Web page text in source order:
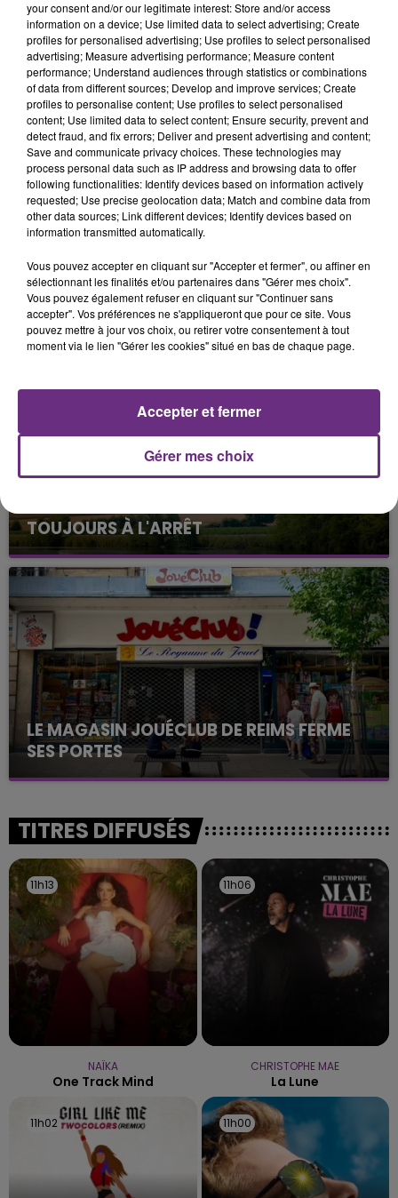
Dans les prochains mois le couple lancera sone-shop
pour y mettre en vente son miel et ses savons.Pour
suivre l'actualité de Mélissa et Anthony, rendez-vous
et sur leur
Instagram.
FIL D'ACTUS
TOUJOURS À L'ARRÊT
Cela fait déjà une semaine que la centrale
nucléaire ardennaise est à l'arrêt. Une situation
justifiée par la sécheresse intense qui est toujours
présente.
LE MAGASIN JOUÉCLUB DE REIMS FERME
SES PORTES
C'était l'une des institutions du centre-ville
fermer ses portes.
TITRES DIFFUSÉS
11h13
11h13
NAÏKA
One Track Mind
11h06
11h06
CHRISTOPHE MAE
La Lune
11h02
11h02 11h00
11h00
your consent and/or our legitimate interest: Store and/or access
information on a device; Use limited data to select advertising; Create
profiles for personalised advertising; Use profiles to select personalised
advertising; Measure advertising performance; Measure content
performance; Understand audiences through statistics or combinations
of data from different sources; Develop and improve services; Create
profiles to personalise content; Use profiles to select personalised
content; Use limited data to select content; Ensure security, prevent and
detect fraud, and fix errors; Deliver and present advertising and content;
Save and communicate privacy choices. These technologies may
process personal data such as IP address and browsing data to offer
following functionalities: Identify devices based on information actively
requested; Use precise geolocation data; Match and combine data from
other data sources; Link different devices; Identify devices based on
information transmitted automatically.
Vous pouvez accepter en cliquant sur "Accepter et fermer", ou affiner en
sélectionnant les finalités et/ou partenaires dans "Gérer mes choix".
Vous pouvez également refuser en cliquant sur "Continuer sans
accepter". Vos préférences ne s'appliqueront que pour ce site. Vous
pouvez mettre à jour vos choix, ou retirer votre consentement à tout
moment via le lien "Gérer les cookies" situé en bas de chaque page.
Gérer mes choix
Accepter et fermer